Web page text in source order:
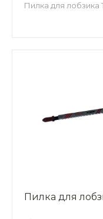
Пилка для лобзика
Пилка для